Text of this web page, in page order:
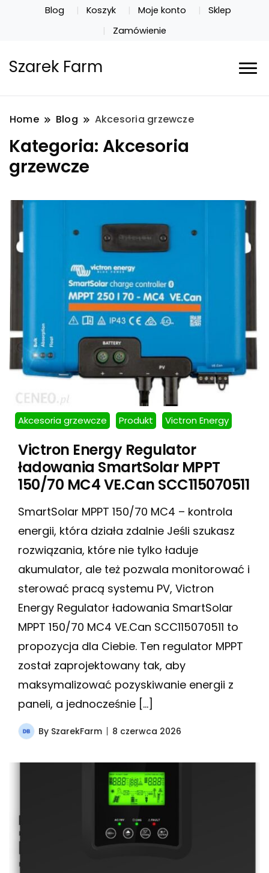
Blog Koszyk Moje konto
Sklep
Zamówienie
Szarek Farm
Home Blog Akcesoria grzewcze
Kategoria: Akcesoria
grzewcze
Akcesoria grzewcze Produkt Victron Energy
Victron Energy Regulator
ładowania SmartSolar MPPT
150/70 MC4 VE.Can SCC115070511
SmartSolar MPPT 150/70 MC4 – kontrola
energii, która działa zdalnie Jeśli szukasz
rozwiązania, które nie tylko ładuje
akumulator, ale też pozwala monitorować i
sterować pracą systemu PV, Victron
Energy Regulator ładowania SmartSolar
MPPT 150/70 MC4 VE.Can SCC115070511 to
propozycja dla Ciebie. Ten regulator MPPT
został zaprojektowany tak, aby
maksymalizować pozyskiwanie energii z
paneli, a jednocześnie […]
By SzarekFarm 8 czerwca 2026